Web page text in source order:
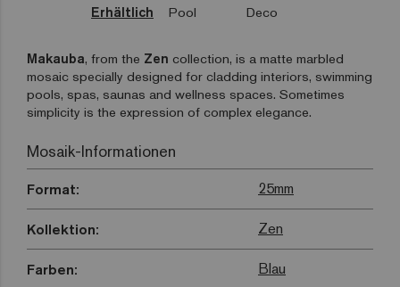
Erhältlich Pool Deco
Makauba, from the Zen collection, is a matte marbled
mosaic specially designed for cladding interiors, swimming
pools, spas, saunas and wellness spaces. Sometimes
simplicity is the expression of complex elegance.
Mosaik-Informationen
Format: 25mm
Kollektion: Zen
Farben: Blau